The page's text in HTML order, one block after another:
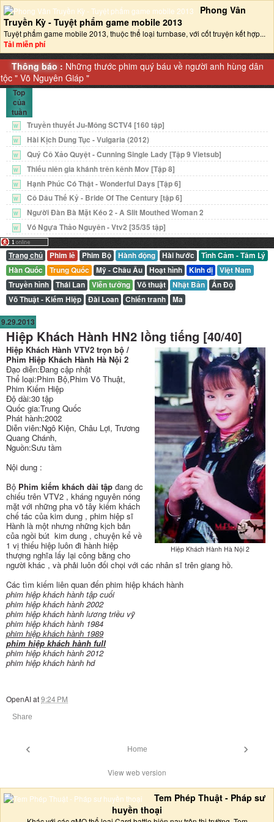
Phong Vân
Truyền Kỳ - Tuyệt phẩm game mobile 2013‎
Tuyệt phẩm game mobile 2013, thuộc thể loại turnbase, với cốt truyện kết hợp...
Tải miễn phí
Thông báo : Những thước phim quý báu về người anh hùng dân
tộc "Võ Nguyên Giáp "
Top
của
tuần
W Truyền thuyết Ju-Mông SCTV4 [160 tập]
W Hài Kịch Dung Tục - Vulgaria (2012)
W Quý Cô Xảo Quyệt - Cunning Single Lady [Tập 9 Vietsub]
W Thiếu niên gia khánh trên kênh Mov [Tập 8]
W Hạnh Phúc Có Thật - Wonderful Days [Tập 6]
W Cô Dâu Thế Kỷ - Bride Of The Century [tập 6]
W Người Đàn Bà Mặt Kéo 2 - A Slit Mouthed Woman 2
W Vó Ngựa Thảo Nguyên - Vtv2 [35/35 tập]
Trang chủ Phim lẻ Phim Bộ Hành động Hài hước
Tình Cảm - Tâm Lý
Hàn Quốc
Trung Quốc Mỹ - Châu Âu Hoạt hình Kinh dị
Việt Nam
Truyền hình
Thái Lan Viễn tưởng Võ thuật Nhật Bản
Ấn Độ
Võ Thuật - Kiếm Hiệp
Đài Loan Chiến tranh Ma
9.29.2013
Hiệp Khách Hành HN2 lồng tiếng [40/40]
Hiệp Khách Hành Hà Nội 2
Hiệp Khách Hành VTV2 trọn bộ /
Phim Hiệp Khách Hành Hà Nội 2
Đạo diễn:Đang cập nhật
Thể loại:Phim Bộ,Phim Võ Thuật,
Phim Kiếm Hiệp
Độ dài:30 tập
Quốc gia:Trung Quốc
Phát hành:2002
Diễn viên:Ngô Kiện, Châu Lợi, Trương
Quang Chánh,
Nguồn:Sưu tầm
Nội dung :
Bộ Phim kiếm khách dài tập đang dc
chiếu trên VTV2 , kháng nguyên nóng
mặt với những pha võ tây kiếm khách
chế tác của kim dung , phim hiệp sĩ
Hành là một nhưng những kịch bản
của ngồi bút kim dung , chuyện kể về
1 vị thiếu hiệp luôn đi hành hiệp
thượng nghĩa lấy lại công bằng cho
người khác , và phải luôn đối chọi với các nhân sĩ trên giang hồ.
Các tìm kiếm liên quan đến phim hiệp khách hành
phim hiệp khách hành tập cuối
phim hiệp khách hành 2002
phim hiệp khách hành lương triều vỹ
phim hiệp khách hành 1984
phim hiệp khách hành 1989
phim hiệp khách hành full
phim hiệp khách hành 2012
phim hiệp khách hành hd
OpenAIat9:24 PM
Share
‹ ›
Home
View web version
Tem Phép Thuật - Pháp sư
huyền thoại